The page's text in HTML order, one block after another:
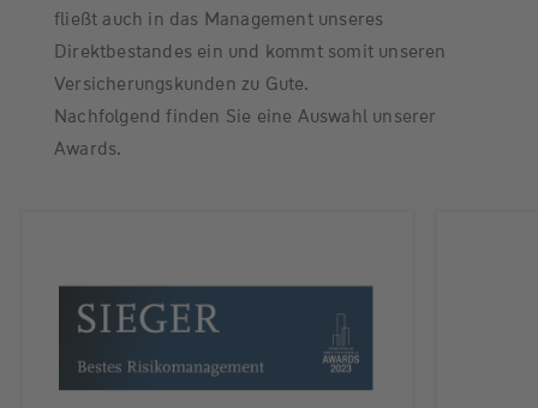
fließt auch in das Management unseres
Direktbestandes ein und kommt somit unseren
Versicherungskunden zu Gute.
Nachfolgend finden Sie eine Auswahl unserer
Awards.